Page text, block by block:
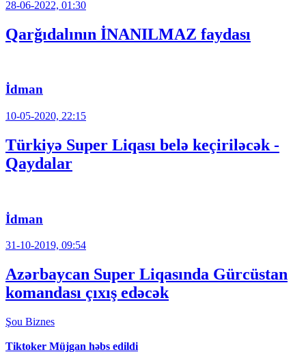
28-06-2022, 01:30
Qarğıdalının İNANILMAZ faydası
İdman
10-05-2020, 22:15
Türkiyə Super Liqası belə keçiriləcək -
Qaydalar
İdman
31-10-2019, 09:54
Azərbaycan Super Liqasında Gürcüstan
komandası çıxış edəcək
Şou Biznes
Tiktoker Müjgan həbs edildi